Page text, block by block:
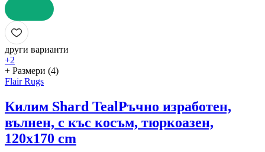
ДОБАВИ
други варианти
+2
+ Размери (4)
Flair Rugs
Килим Shard TealРъчно изработен,
вълнен, с къс косъм, тюркоазен,
120x170 cm